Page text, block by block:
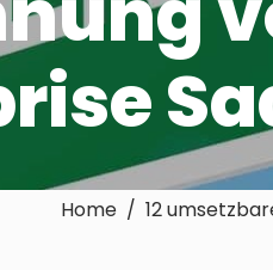
Home / 12